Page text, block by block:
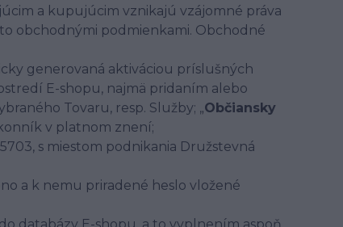
a kupujúcim vznikajú vzájomné práva
obchodnými podmienkami. Obchodné
generovaná aktiváciou príslušných
E-shopu, najmä pridaním alebo
Tovaru, resp. Služby; „Občiansky
v platnom znení;
s miestom podnikania Družstevná
a k nemu priradené heslo vložené